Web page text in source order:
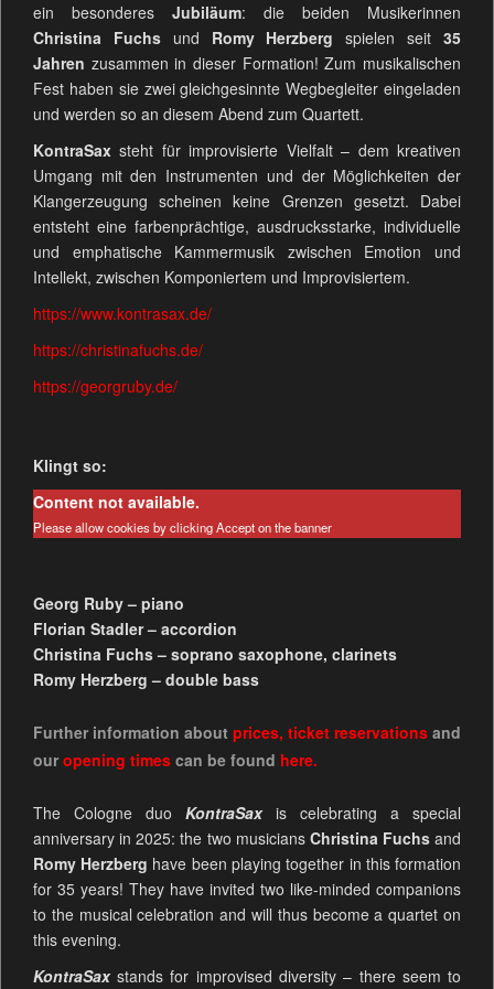
ein besonderes Jubiläum: die beiden Musikerinnen
Christina Fuchsund Romy Herzberg spielen seit35
Jahren zusammen in dieser Formation! Zum musikalischen
Fest haben sie zwei gleichgesinnte Wegbegleiter eingeladen
und werden so an diesem Abend zum Quartett.
KontraSaxsteht für improvisierte Vielfalt – dem kreativen
Umgang mit den Instrumenten und der Möglichkeiten der
Klangerzeugung scheinen keine Grenzen gesetzt. Dabei
entsteht eine farbenprächtige, ausdrucksstarke, individuelle
und emphatische Kammermusik zwischen Emotion und
Intellekt, zwischen Komponiertem und Improvisiertem.
https://www.kontrasax.de/
https://christinafuchs.de/
https://georgruby.de/
Klingt so:
Content not available.
Please allow cookies by clicking Accept on the banner
Georg Ruby – piano
Florian Stadler – accordion
Christina Fuchs – soprano saxophone, clarinets
Romy Herzberg – double bass
Further information about prices,ticket reservations and
our opening timescan be found here.
The Cologne duo KontraSax
is celebrating a special
anniversary in 2025: the two musicians Christina Fuchsand
Romy Herzberg have been playing together in this formation
for 35 years! They have invited two like-minded companions
to the musical celebration and will thus become a quartet on
this evening.
KontraSax stands for improvised diversity – there seem to